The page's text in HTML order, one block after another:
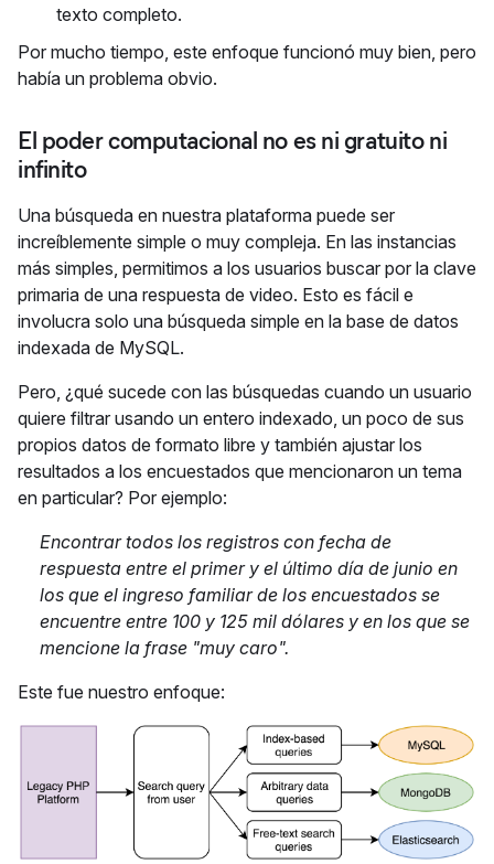
texto completo.
Por mucho tiempo, este enfoque funcionó muy bien, pero
había un problema obvio.
El poder computacional no es ni gratuito ni
infinito
Una búsqueda en nuestra plataforma puede ser
increíblemente simple o muy compleja. En las instancias
más simples, permitimos a los usuarios buscar por la clave
primaria de una respuesta de video. Esto es fácil e
involucra solo una búsqueda simple en la base de datos
indexada de MySQL.
Pero, ¿qué sucede con las búsquedas cuando un usuario
quiere filtrar usando un entero indexado, un poco de sus
propios datos de formato libre y también ajustar los
resultados a los encuestados que mencionaron un tema
en particular? Por ejemplo:
Encontrar todos los registros con fecha de
respuesta entre el primer y el último día de junio en
los que el ingreso familiar de los encuestados se
encuentre entre 100 y 125 mil dólares y en los que se
mencione la frase "muy caro".
Este fue nuestro enfoque: